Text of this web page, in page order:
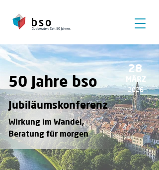
50 Jahre bso
Wirkung im Wandel,
Beratung für morgen
Jubiläumskonferenz
28
MÄRZ
2026